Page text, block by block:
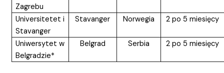
Zagrebu
Universitetet i
Stavanger
Stavanger Norwegia 2 po 5 miesięcy
Uniwersytet w
Belgradzie*
Belgrad Serbia 2 po 5 miesięcy